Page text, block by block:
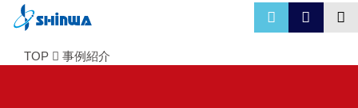
TOP 事例紹介